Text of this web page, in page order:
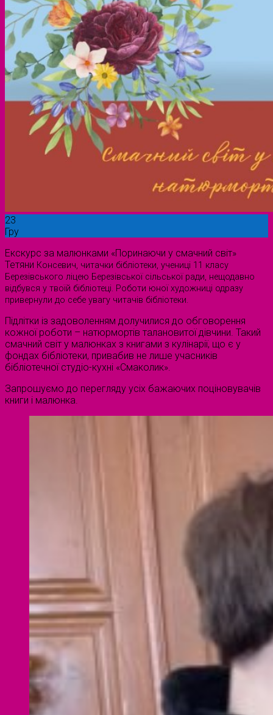
23
Гру
Екскурс за малюнками «Поринаючи у смачний світ»
Тетяни Консевич, читачки бібліотеки, учениці 11 класу
Березівського ліцею Березівської сільської ради, нещодавно
відбувся у твоїй бібліотеці. Роботи юної художниці одразу
привернули до себе увагу читачів бібліотеки.
Підлітки із задоволенням долучилися до обговорення
кожної роботи – натюрмортів талановитої дівчини. Такий
смачний світ у малюнках з книгами з кулінарії, що є у
фондах бібліотеки, привабив не лише учасників
бібліотечної студіо-кухні «Смаколик».
Запрошуємо до перегляду усіх бажаючих поціновувачів
книги і малюнка.